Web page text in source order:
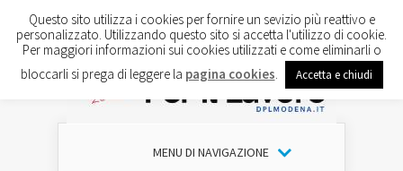
MENU DI NAVIGAZIONE
Questo sito utilizza i cookies per fornire un sevizio più reattivo e
personalizzato. Utilizzando questo sito si accetta l'utilizzo di cookie.
Per maggiori informazioni sui cookies utilizzati e come eliminarli o
bloccarli si prega di leggere la pagina cookies Accetta e chiudi